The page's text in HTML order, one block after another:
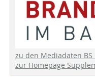
zu den Mediadaten BS
zur Homepage